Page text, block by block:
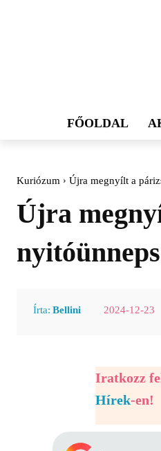
FŐOLDAL
Kuriózum Újra megnyílt a
Újra
Írta: Bellini 2024-12-23
Iratkozz
Hírek-en!